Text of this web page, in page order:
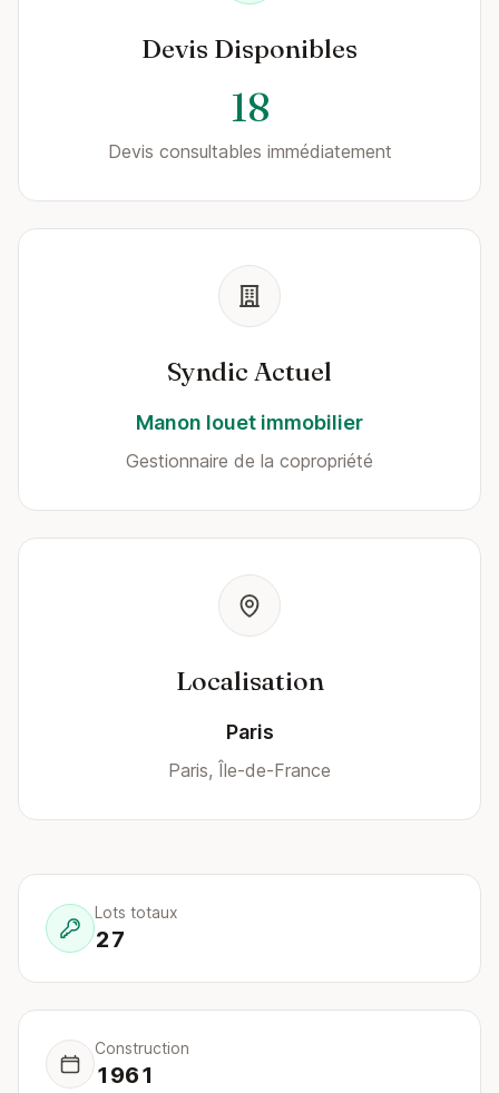
Devis Disponibles
18
Devis consultables immédiatement
Syndic Actuel
Manon louet immobilier
Gestionnaire de la copropriété
Localisation
Paris
Paris, Île-de-France
Lots totaux
27
Construction
1961